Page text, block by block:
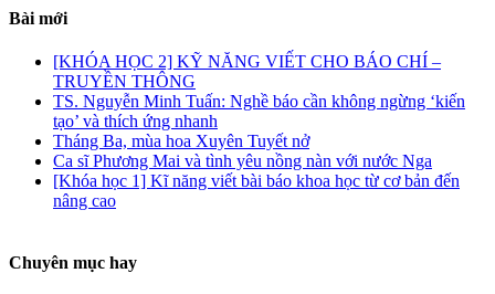
Bài mới
[KHÓA HỌC 2] KỸ NĂNG VIẾT CHO BÁO CHÍ –
TRUYỀN THÔNG
TS. Nguyễn Minh Tuấn: Nghề báo cần không ngừng ‘kiến
tạo’ và thích ứng nhanh
Tháng Ba, mùa hoa Xuyên Tuyết nở
Ca sĩ Phương Mai và tình yêu nồng nàn với nước Nga
[Khóa học 1] Kĩ năng viết bài báo khoa học từ cơ bản đến
nâng cao
Chuyên mục hay